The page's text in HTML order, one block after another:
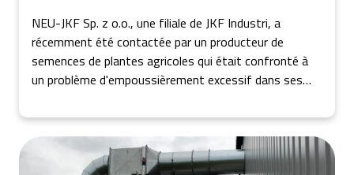
NEU-JKF Sp. z o.o., une filiale de JKF Industri, a
récemment été contactée par un producteur de
semences de plantes agricoles qui était confronté à
un problème d'empoussièrement excessif dans ses